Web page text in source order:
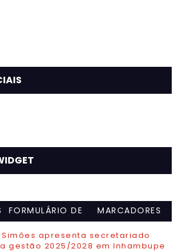
FORMULÁRIO DE
MARCADORES
Simões apresenta secretariado
gestão 2025/2028 em Inhambupe